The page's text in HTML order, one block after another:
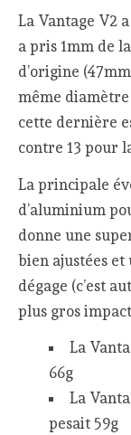
La Vantage V2
a pris 1mm de
d’origine
même diamètre
cette dernière
contre 13 pour
La principale
d’aluminium
donne une
bien ajustées et
dégage (c’est
plus gros
La
66g
La
pesait 59g